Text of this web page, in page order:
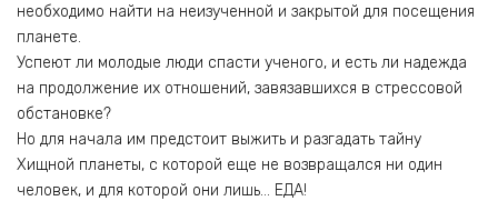
необходимо найти на неизученной и закрытой для посещения
планете.
Успеют ли молодые люди спасти ученого, и есть ли надежда
на продолжение их отношений, завязавшихся в стрессовой
обстановке?
Но для начала им предстоит выжить и разгадать тайну
Хищной планеты, с которой еще не возвращался ни один
человек, и для которой они лишь… ЕДА!